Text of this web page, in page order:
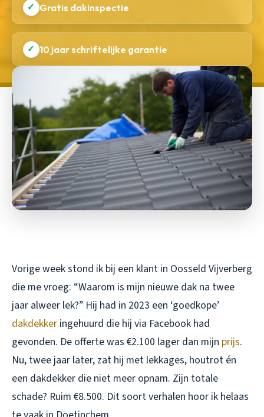
✓ Gratis dakinspectie
✓ 10 jaar schriftelijke garantie
Vorige week stond ik bij een klant in Oosseld Vijverberg
die me vroeg: “Waarom is mijn nieuwe dak na twee
jaar alweer lek?” Hij had in 2023 een ‘goedkope’
dakdekker ingehuurd die hij via Facebook had
gevonden. De offerte was €2.100 lager dan mijn prijs.
Nu, twee jaar later, zat hij met lekkages, houtrot én
een dakdekker die niet meer opnam. Zijn totale
schade? Ruim €8.500. Dit soort verhalen hoor ik helaas